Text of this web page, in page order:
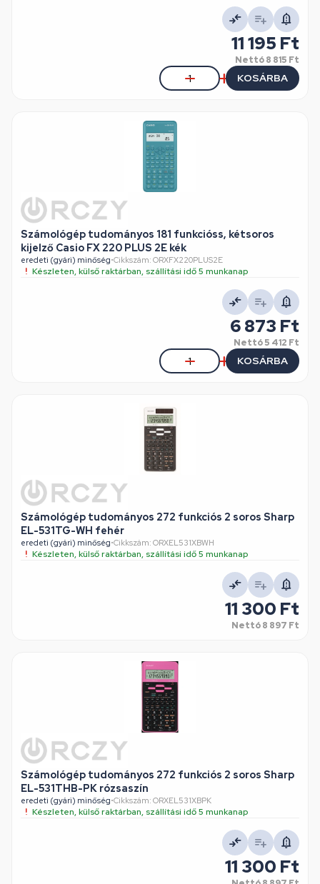
11 195 Ft
Nettó8 815 Ft
KOSÁRBA
Számológép tudományos 181 funkcióss, kétsoros
kijelző Casio FX 220 PLUS 2E kék
eredeti (gyári) minőség•Cikkszám: ORXFX220PLUS2E
Készleten, külső raktárban, szállítási idő 5 munkanap
6 873 Ft
Nettó5 412 Ft
KOSÁRBA
Számológép tudományos 272 funkciós 2 soros Sharp
EL-531TG-WH fehér
eredeti (gyári) minőség•Cikkszám: ORXEL531XBWH
Készleten, külső raktárban, szállítási idő 5 munkanap
11 300 Ft
Nettó8 897 Ft
Számológép tudományos 272 funkciós 2 soros Sharp
EL-531THB-PK rózsaszín
eredeti (gyári) minőség•Cikkszám: ORXEL531XBPK
Készleten, külső raktárban, szállítási idő 5 munkanap
11 300 Ft